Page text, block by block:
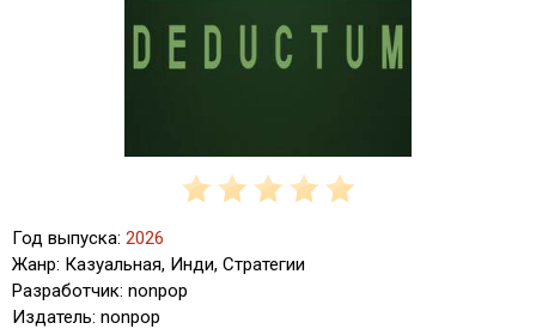
Год выпуска: 2026
Жанр: Казуальная, Инди, Стратегии
Разработчик: nonpop
Издатель: nonpop